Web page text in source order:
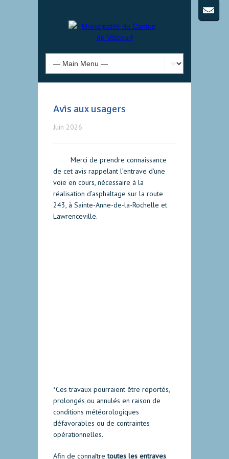
Avis aux usagers
Juin 2026
Merci de prendre connaissance
de cet avis rappelant l’entrave d’une
voie en cours, nécessaire à la
réalisation d’asphaltage sur la route
243, à Sainte-Anne-de-la-Rochelle et
Lawrenceville.
*Ces travaux pourraient être reportés,
prolongés ou annulés en raison de
conditions météorologiques
défavorables ou de contraintes
opérationnelles.
Afin de connaîtretoutes les entraves